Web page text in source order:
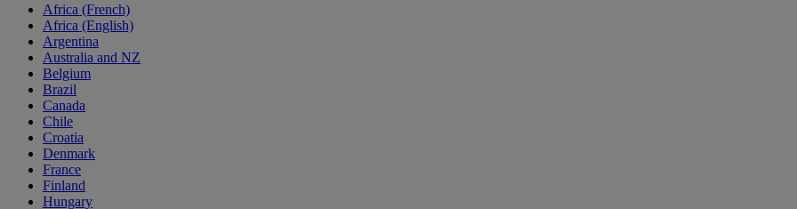
Africa (French)
Africa (English)
Argentina
Australia and NZ
Belgium
Brazil
Canada
Chile
Croatia
Denmark
France
Finland
Hungary